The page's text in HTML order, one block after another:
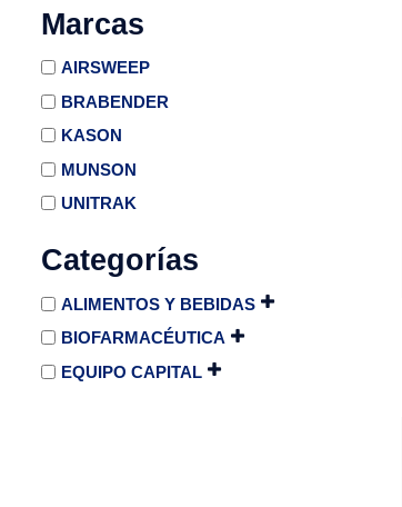
Marcas
AIRSWEEP
BRABENDER
KASON
MUNSON
UNITRAK
Categorías
ALIMENTOS Y BEBIDAS
BIOFARMACÉUTICA
EQUIPO CAPITAL